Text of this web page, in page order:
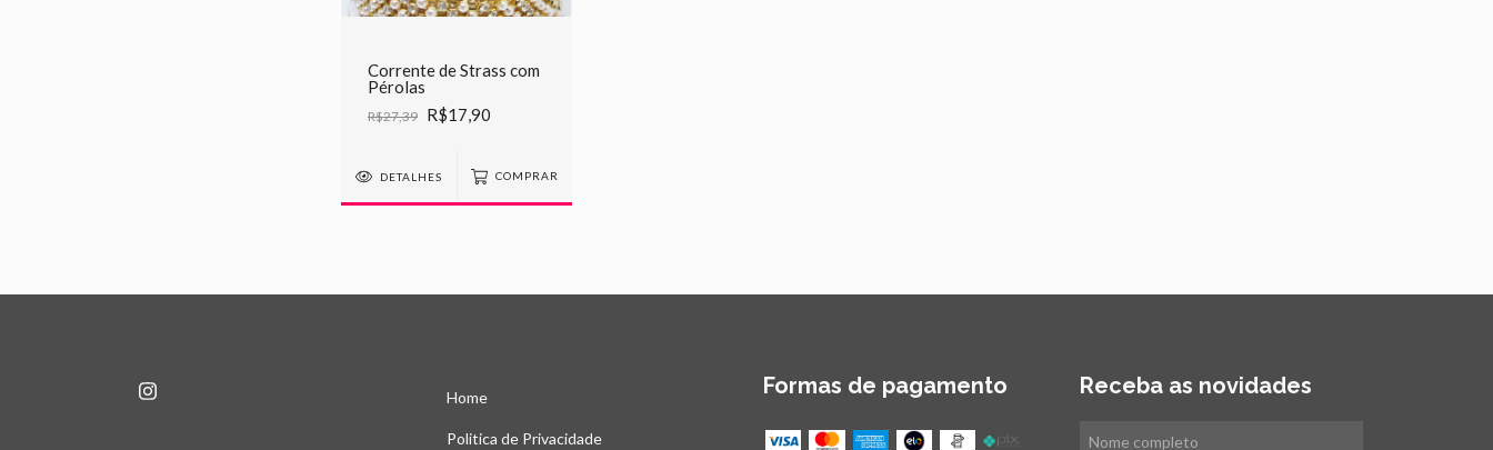
Corrente de Strass com
Pérolas
R$27,39 R$17,90
DETALHES COMPRAR
Home
Politica de Privacidade
Formas de pagamento Receba as novidades